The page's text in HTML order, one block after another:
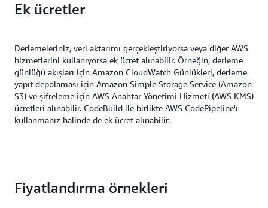
Ek ücretler
Derlemeleriniz, veri aktarımı gerçekleştiriyorsa veya diğer AWS
hizmetlerini kullanıyorsa ek ücret alınabilir. Örneğin, derleme
günlüğü akışları için Amazon CloudWatch Günlükleri, derleme
yapıt depolaması için Amazon Simple Storage Service (Amazon
S3) ve şifreleme için AWS Anahtar Yönetimi Hizmeti (AWS KMS)
ücretleri alınabilir. CodeBuild ile birlikte AWS CodePipeline'ı
kullanmanız halinde de ek ücret alınabilir.
Fiyatlandırma örnekleri